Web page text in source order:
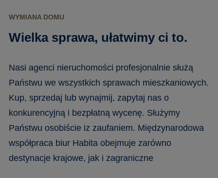
WYMIANA DOMU
Wielka sprawa, ułatwimy ci to.
Nasi agenci nieruchomości profesjonalnie służą
Państwu we wszystkich sprawach mieszkaniowych.
Kup, sprzedaj lub wynajmij, zapytaj nas o
konkurencyjną i bezpłatną wycenę. Służymy
Państwu osobiście iz zaufaniem. Międzynarodowa
współpraca biur Habita obejmuje zarówno
destynacje krajowe, jak i zagraniczne